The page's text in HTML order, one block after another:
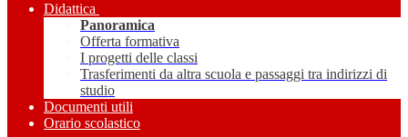
Didattica
Panoramica
Offerta formativa
I progetti delle classi
Trasferimenti da altra scuola e passaggi tra indirizzi di
studio
Documenti utili
Orario scolastico